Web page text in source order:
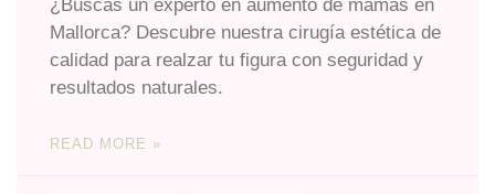
¿Buscas un experto en aumento de mamas en
Mallorca? Descubre nuestra cirugía estética de
calidad para realzar tu figura con seguridad y
resultados naturales.
READ MORE »